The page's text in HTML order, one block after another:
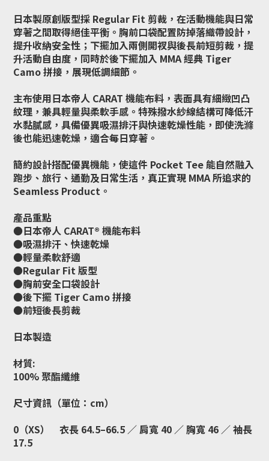
日本製原創版型採 Regular Fit 剪裁，在活動機能與日常
穿著之間取得絕佳平衡。胸前口袋配置防掉落織帶設計，
提升收納安全性；下擺加入兩側開衩與後長前短剪裁，提
升活動自由度，同時於後下擺加入 MMA 經典 Tiger
Camo 拼接，展現低調細節。
主布使用日本帝人 CARAT 機能布料，表面具有細緻凹凸
紋理，兼具輕量與柔軟手感。特殊撥水紗線結構可降低汗
水黏膩感，具備優異吸濕排汗與快速乾燥性能，即使洗滌
後也能迅速乾燥，適合每日穿著。
簡約設計搭配優異機能，使這件 Pocket Tee 能自然融入
跑步、旅行、通勤及日常生活，真正實現 MMA 所追求的
Seamless Product。
產品重點
●日本帝人 CARAT® 機能布料
●吸濕排汗、快速乾燥
●輕量柔軟舒適
●Regular Fit 版型
●胸前安全口袋設計
●後下擺 Tiger Camo 拼接
●前短後長剪裁
日本製造
材質:
100% 聚酯纖維
尺寸資訊（單位：cm）
0（XS） 衣長 64.5–66.5 ／ 肩寬 40 ／ 胸寬 46 ／ 袖長
17.5